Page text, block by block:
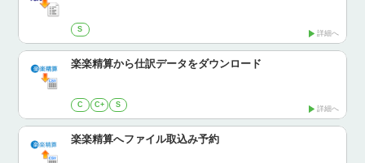
S 詳細へ
楽楽精算から仕訳データをダウンロード
C C+ S 詳細へ
楽楽精算へファイル取込み予約